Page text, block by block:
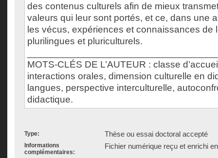
des contenus culturels afin de mieux
valeurs qui leur sont portés, et ce, dans une
les vécus, expériences et connaissances de
plurilingues et pluriculturels.
MOTS-CLÉS DE L’AUTEUR : classe
interactions orales, dimension culturelle en
langues, perspective interculturelle,
didactique.
Type: Thèse ou essai doctoral accepté
Informations
complémentaires:
Fichier numérique reçu et enrichi